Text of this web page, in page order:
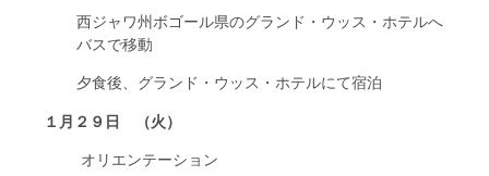
西ジャワ州ボゴール県のグランド・ウッス・ホテルへ
バスで移動
夕食後、グランド・ウッス・ホテルにて宿泊
１月２９日 （火）
オリエンテーション